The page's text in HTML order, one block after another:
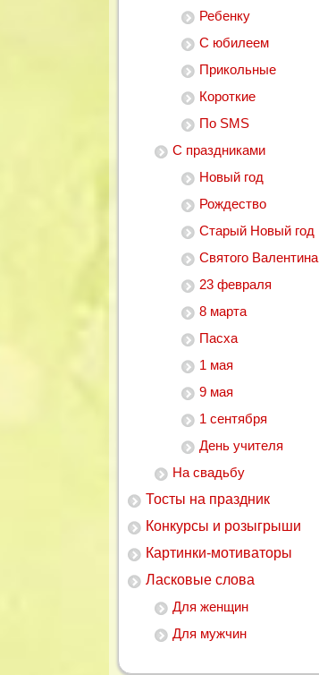
Ребенку
С юбилеем
Прикольные
Короткие
По SMS
С праздниками
Новый год
Рождество
Старый Новый год
Святого Валентина
23 февраля
8 марта
Пасха
1 мая
9 мая
1 сентября
День учителя
На свадьбу
Тосты на праздник
Конкурсы и розыгрыши
Картинки-мотиваторы
Ласковые слова
Для женщин
Для мужчин